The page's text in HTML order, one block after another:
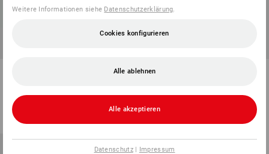
ab
(m. MwSt.) ab 3 Stück
Handtuchspender
(m. MwSt.) ab 2 Stück
Weitere Informationen siehe Datenschutzerklärung
Cookies konfigurieren
Alle ablehnen
Alle akzeptieren
Datenschutz| Impressum